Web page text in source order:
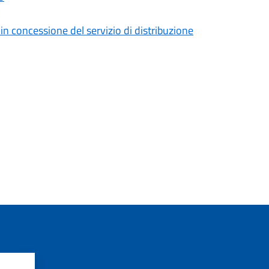
concessione del servizio di distribuzione